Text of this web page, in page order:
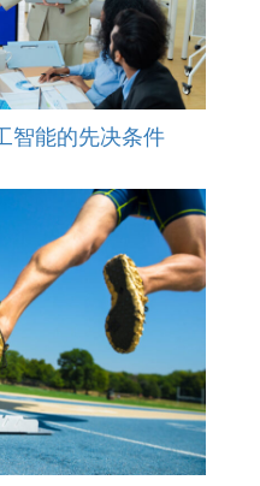
智能的先决条件